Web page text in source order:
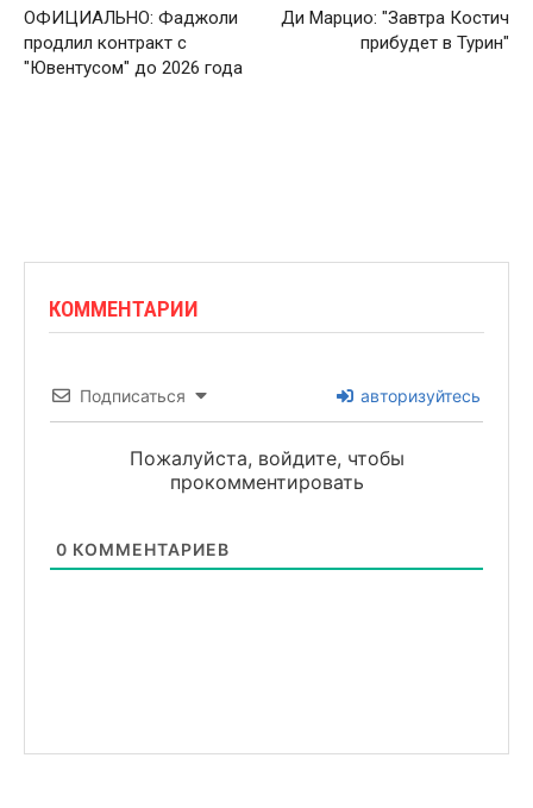
ОФИЦИАЛЬНО: Фаджоли
продлил контракт с
"Ювентусом" до 2026 года
Ди Марцио: "Завтра Костич
прибудет в Турин"
КОММЕНТАРИИ
Подписаться авторизуйтесь
Пожалуйста, войдите, чтобы
прокомментировать
0 КОММЕНТАРИЕВ